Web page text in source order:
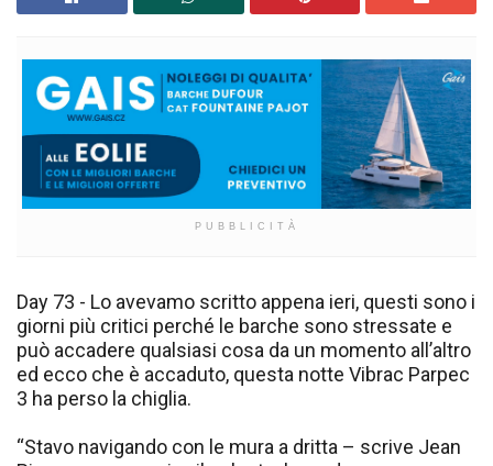
PUBBLICITÀ
Day 73 - Lo avevamo scritto appena ieri, questi sono i
giorni più critici perché le barche sono stressate e
può accadere qualsiasi cosa da un momento all’altro
ed ecco che è accaduto, questa notte Vibrac Parpec
3 ha perso la chiglia.
“Stavo navigando con le mura a dritta – scrive Jean